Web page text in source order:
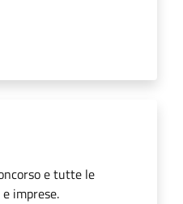
e tutte le
imprese.